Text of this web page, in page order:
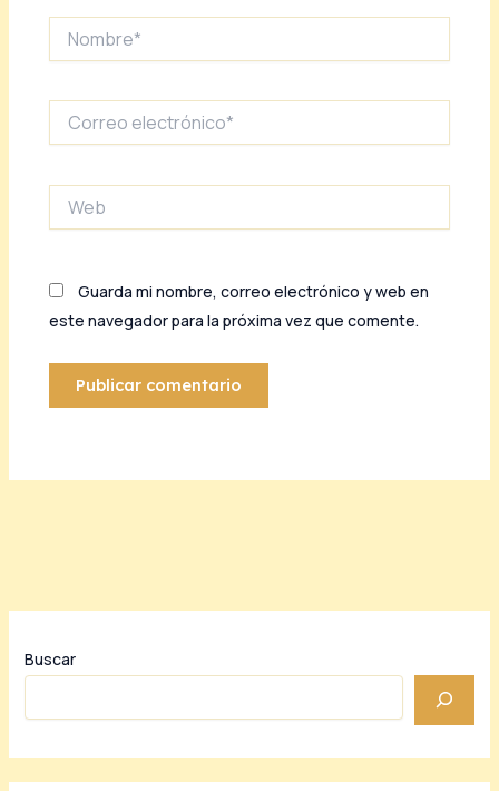
electrónico*
Guarda mi nombre, correo electrónico y web en
este navegador para la próxima vez que comente.
Buscar